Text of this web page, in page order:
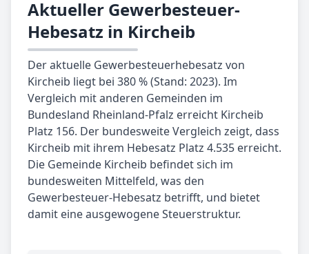
Aktueller Gewerbesteuer-
Hebesatz in Kircheib
Der aktuelle Gewerbesteuerhebesatz von
Kircheib liegt bei 380 % (Stand: 2023). Im
Vergleich mit anderen Gemeinden im
Bundesland Rheinland-Pfalz erreicht Kircheib
Platz 156. Der bundesweite Vergleich zeigt, dass
Kircheib mit ihrem Hebesatz Platz 4.535 erreicht.
Die Gemeinde Kircheib befindet sich im
bundesweiten Mittelfeld, was den
Gewerbesteuer-Hebesatz betrifft, und bietet
damit eine ausgewogene Steuerstruktur.